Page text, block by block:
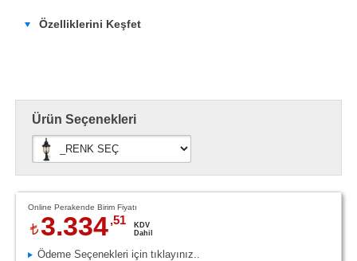
Özelliklerini Keşfet
Ürün Seçenekleri
Online Perakende Birim Fiyatı
3.334 ,51
KDV
Dahil
Ödeme Seçenekleri için tıklayınız..